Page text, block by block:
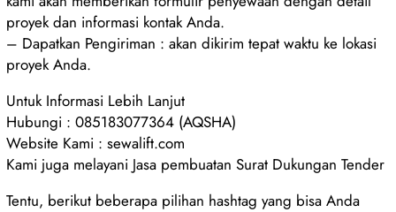
proyek dan informasi kontak Anda.
– Dapatkan Pengiriman : akan dikirim tepat waktu ke lokasi
proyek Anda.
Untuk Informasi Lebih Lanjut
Hubungi : 085183077364 (AQSHA)
Website Kami : sewalift.com
Kami juga melayani Jasa pembuatan Surat Dukungan Tender
Tentu, berikut beberapa pilihan hashtag yang bisa Anda